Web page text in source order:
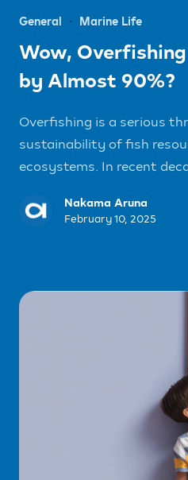
General Marine Life
Wow, Overfishing
by Almost 90%?
Overfishing is a serious
sustainability of fish
ecosystems. In recent
Nakama Aruna
February 10, 2025